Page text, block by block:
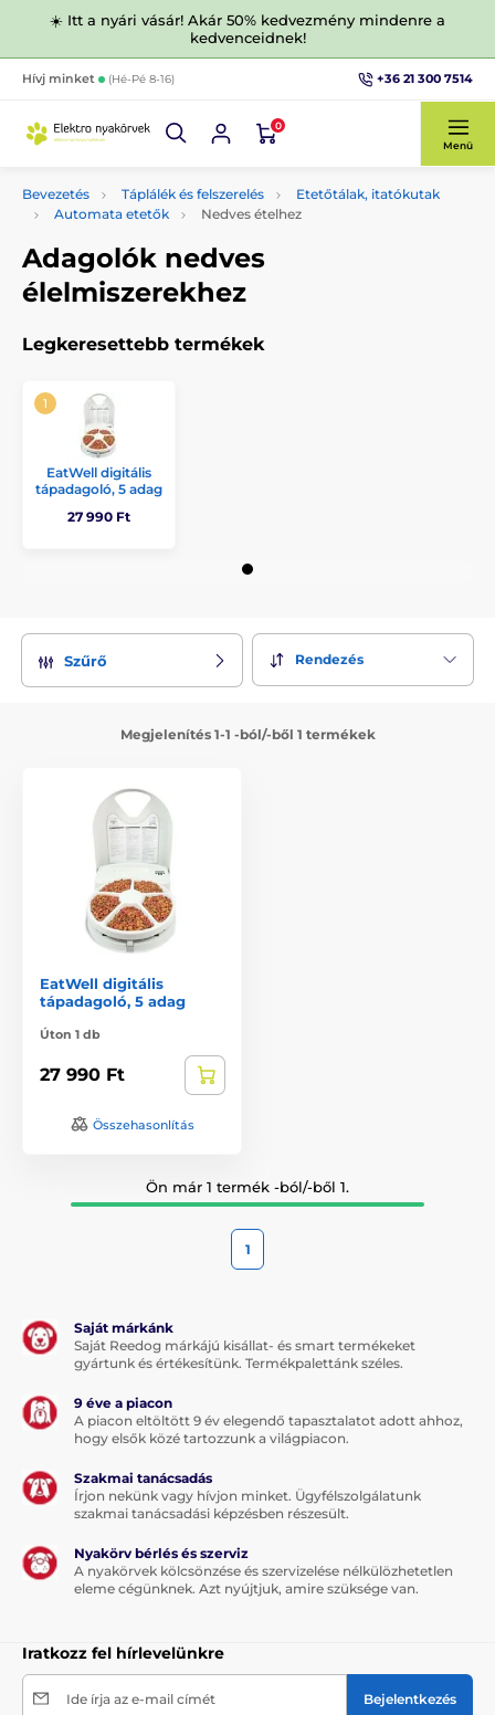
☀️ Itt a nyári vásár! Akár 50% kedvezmény mindenre a
kedvenceidnek!
Hívj minket (Hé-Pé 8-16) +36 21 300 7514
0
Menü
Bevezetés Táplálék és felszerelés
Etetőtálak, itatókutak
Automata etetők
Nedves ételhez
Adagolók nedves
élelmiszerekhez
Legkeresettebb termékek
EatWell digitális
tápadagoló, 5 adag
27 990 Ft
Szűrő Rendezés
Megjelenítés 1-1 -ból/-ből 1 termékek
EatWell digitális
tápadagoló, 5 adag
Úton 1 db
27 990 Ft
Összehasonlítás
Ön már 1 termék -ból/-ből 1.
1
Saját márkánk
Saját Reedog márkájú kisállat- és smart termékeket
gyártunk és értékesítünk. Termékpalettánk széles.
9 éve a piacon
A piacon eltöltött 9 év elegendő tapasztalatot adott ahhoz,
hogy elsők közé tartozzunk a világpiacon.
Szakmai tanácsadás
Írjon nekünk vagy hívjon minket. Ügyfélszolgálatunk
szakmai tanácsadási képzésben részesült.
Nyakörv bérlés és szerviz
A nyakörvek kölcsönzése és szervizelése nélkülözhetetlen
eleme cégünknek. Azt nyújtjuk, amire szüksége van.
Iratkozz fel hírlevelünkre
Ide írja az e-mail címét Bejelentkezés